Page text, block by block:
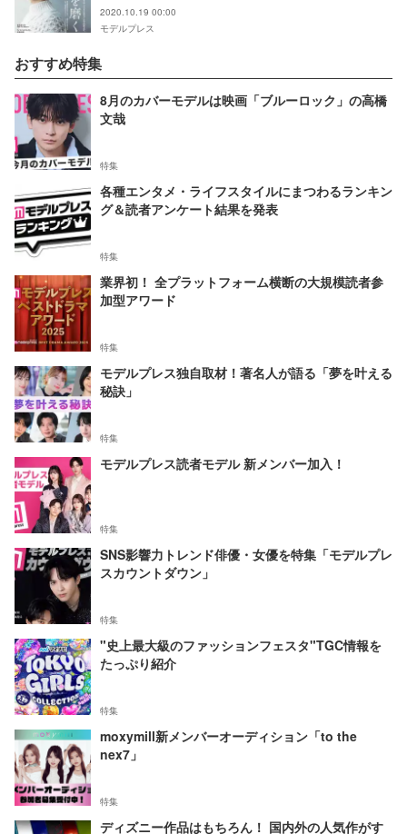
2020.10.19 00:00
モデルプレス
おすすめ特集
8月のカバーモデルは映画「ブルーロック」の高橋
文哉
特集
各種エンタメ・ライフスタイルにまつわるランキン
グ＆読者アンケート結果を発表
特集
業界初！ 全プラットフォーム横断の大規模読者参
加型アワード
特集
モデルプレス独自取材！著名人が語る「夢を叶える
秘訣」
特集
モデルプレス読者モデル 新メンバー加入！
特集
SNS影響力トレンド俳優・女優を特集「モデルプレ
スカウントダウン」
特集
"史上最大級のファッションフェスタ"TGC情報を
たっぷり紹介
特集
moxymill新メンバーオーディション「to the
nex7」
特集
ディズニー作品はもちろん！ 国内外の人気作がす